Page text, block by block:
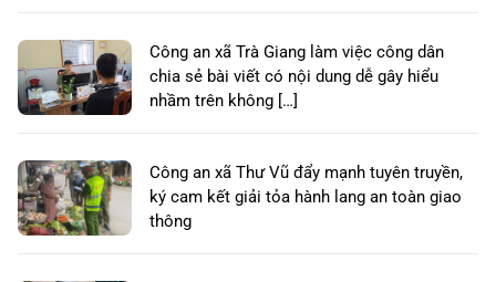
Công an xã Trà Giang làm việc công dân
chia sẻ bài viết có nội dung dễ gây hiểu
nhầm trên không […]
Công an xã Thư Vũ đẩy mạnh tuyên truyền,
ký cam kết giải tỏa hành lang an toàn giao
thông